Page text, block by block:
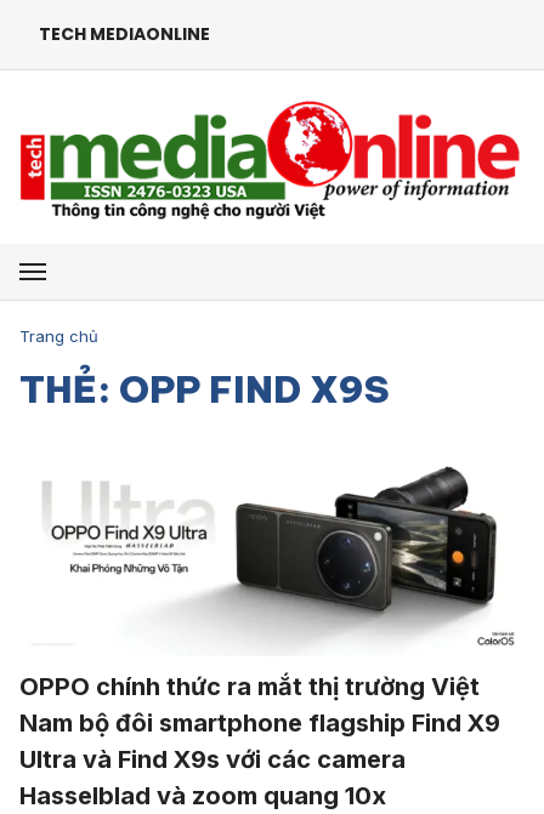
TECH MEDIAONLINE
Mở menu
Trang chủ
THẺ: OPP FIND X9S
OPPO chính thức ra mắt thị trường Việt
Nam bộ đôi smartphone flagship Find X9
Ultra và Find X9s với các camera
Hasselblad và zoom quang 10x